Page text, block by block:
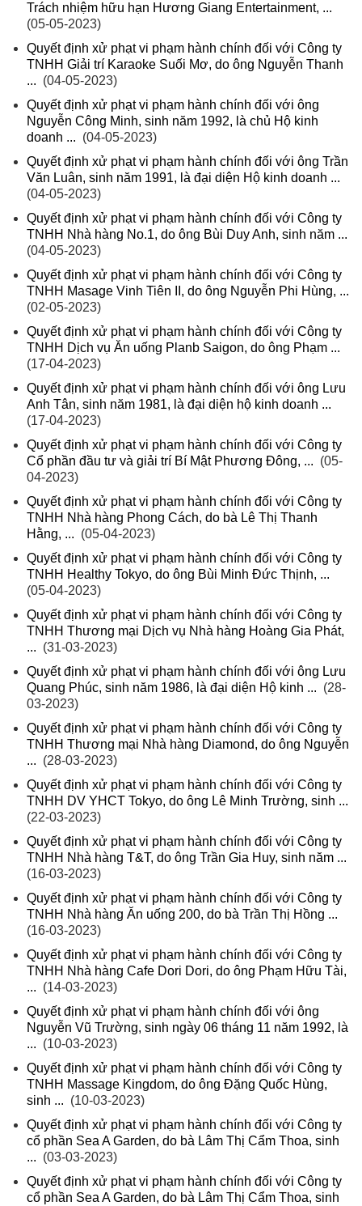
Trách nhiệm hữu hạn Hương Giang Entertainment, ...
(05-05-2023)
Quyết định xử phạt vi phạm hành chính đối với Công ty
TNHH Giải trí Karaoke Suối Mơ, do ông Nguyễn Thanh
... (04-05-2023)
Quyết định xử phạt vi phạm hành chính đối với ông
Nguyễn Công Minh, sinh năm 1992, là chủ Hộ kinh
doanh ... (04-05-2023)
Quyết định xử phạt vi phạm hành chính đối với ông Trần
Văn Luân, sinh năm 1991, là đại diện Hộ kinh doanh ...
(04-05-2023)
Quyết định xử phạt vi phạm hành chính đối với Công ty
TNHH Nhà hàng No.1, do ông Bùi Duy Anh, sinh năm ...
(04-05-2023)
Quyết định xử phạt vi phạm hành chính đối với Công ty
TNHH Masage Vinh Tiên II, do ông Nguyễn Phi Hùng, ...
(02-05-2023)
Quyết định xử phạt vi phạm hành chính đối với Công ty
TNHH Dịch vụ Ăn uống Planb Saigon, do ông Phạm ...
(17-04-2023)
Quyết định xử phạt vi phạm hành chính đối với ông Lưu
Anh Tân, sinh năm 1981, là đại diện hộ kinh doanh ...
(17-04-2023)
Quyết định xử phạt vi phạm hành chính đối với Công ty
Cổ phần đầu tư và giải trí Bí Mật Phương Đông, ... (05-
04-2023)
Quyết định xử phạt vi phạm hành chính đối với Công ty
TNHH Nhà hàng Phong Cách, do bà Lê Thị Thanh
Hằng, ... (05-04-2023)
Quyết định xử phạt vi phạm hành chính đối với Công ty
TNHH Healthy Tokyo, do ông Bùi Minh Đức Thịnh, ...
(05-04-2023)
Quyết định xử phạt vi phạm hành chính đối với Công ty
TNHH Thương mại Dịch vụ Nhà hàng Hoàng Gia Phát,
... (31-03-2023)
Quyết định xử phạt vi phạm hành chính đối với ông Lưu
Quang Phúc, sinh năm 1986, là đại diện Hộ kinh ... (28-
03-2023)
Quyết định xử phạt vi phạm hành chính đối với Công ty
TNHH Thương mại Nhà hàng Diamond, do ông Nguyễn
... (28-03-2023)
Quyết định xử phạt vi phạm hành chính đối với Công ty
TNHH DV YHCT Tokyo, do ông Lê Minh Trường, sinh ...
(22-03-2023)
Quyết định xử phạt vi phạm hành chính đối với Công ty
TNHH Nhà hàng T&T, do ông Trần Gia Huy, sinh năm ...
(16-03-2023)
Quyết định xử phạt vi phạm hành chính đối với Công ty
TNHH Nhà hàng Ăn uống 200, do bà Trần Thị Hồng ...
(16-03-2023)
Quyết định xử phạt vi phạm hành chính đối với Công ty
TNHH Nhà hàng Cafe Dori Dori, do ông Phạm Hữu Tài,
... (14-03-2023)
Quyết định xử phạt vi phạm hành chính đối với ông
Nguyễn Vũ Trường, sinh ngày 06 tháng 11 năm 1992, là
... (10-03-2023)
Quyết định xử phạt vi phạm hành chính đối với Công ty
TNHH Massage Kingdom, do ông Đặng Quốc Hùng,
sinh ... (10-03-2023)
Quyết định xử phạt vi phạm hành chính đối với Công ty
cổ phần Sea A Garden, do bà Lâm Thị Cẩm Thoa, sinh
... (03-03-2023)
Quyết định xử phạt vi phạm hành chính đối với Công ty
cổ phần Sea A Garden, do bà Lâm Thị Cẩm Thoa, sinh